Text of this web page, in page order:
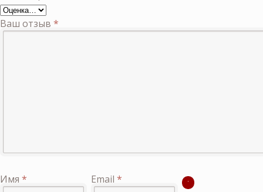
Ваш отзыв *
Имя * Email *